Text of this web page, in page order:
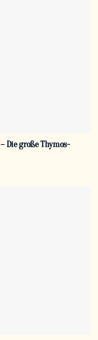
Die große Thymos-